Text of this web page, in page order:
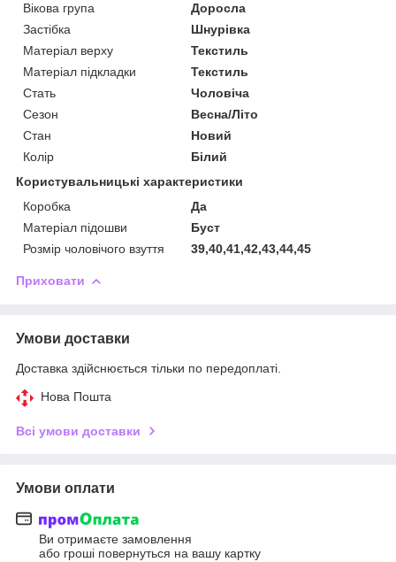
Вікова група
Доросла
Застібка
Шнурівка
Матеріал верху
Текстиль
Матеріал підкладки
Текстиль
Стать
Чоловіча
Сезон
Весна/Літо
Стан
Новий
Колір
Білий
Користувальницькі характеристики
Коробка
Да
Матеріал підошви
Буст
Розмір чоловічого взуття
39,40,41,42,43,44,45
Приховати
Умови доставки
Доставка здійснюється тільки по передоплаті.
Нова Пошта
Всі умови доставки
Умови оплати
Ви отримаєте замовлення
або гроші повернуться на вашу картку